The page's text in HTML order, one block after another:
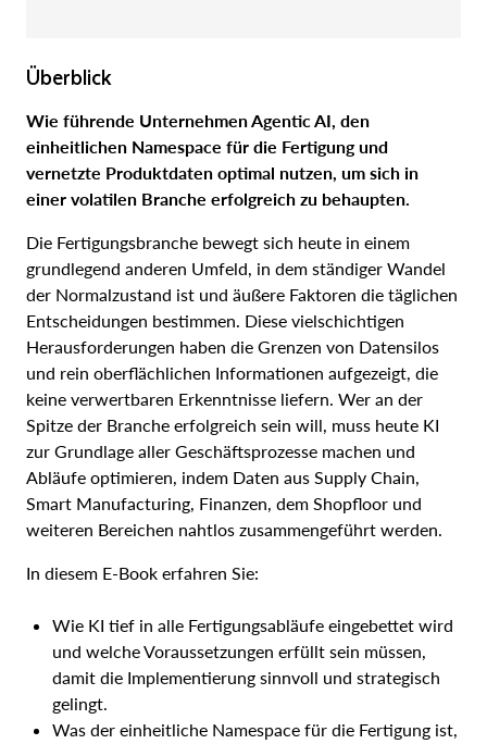
Überblick
Wie führende Unternehmen Agentic AI, den
einheitlichen Namespace für die Fertigung und
vernetzte Produktdaten optimal nutzen, um sich in
einer volatilen Branche erfolgreich zu behaupten.
Die Fertigungsbranche bewegt sich heute in einem
grundlegend anderen Umfeld, in dem ständiger Wandel
der Normalzustand ist und äußere Faktoren die täglichen
Entscheidungen bestimmen. Diese vielschichtigen
Herausforderungen haben die Grenzen von Datensilos
und rein oberflächlichen Informationen aufgezeigt, die
keine verwertbaren Erkenntnisse liefern. Wer an der
Spitze der Branche erfolgreich sein will, muss heute KI
zur Grundlage aller Geschäftsprozesse machen und
Abläufe optimieren, indem Daten aus Supply Chain,
Smart Manufacturing, Finanzen, dem Shopfloor und
weiteren Bereichen nahtlos zusammengeführt werden.
In diesem E-Book erfahren Sie:
Wie KI tief in alle Fertigungsabläufe eingebettet wird
und welche Voraussetzungen erfüllt sein müssen,
damit die Implementierung sinnvoll und strategisch
gelingt.
Was der einheitliche Namespace für die Fertigung ist,